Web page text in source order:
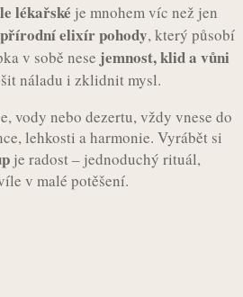
lékařské je mnohem víc než jen
přírodní elixír pohody, který působí
v sobě nese jemnost, klid a vůni
náladu i zklidnit mysl.
vody nebo dezertu, vždy vnese do
lehkosti a harmonie. Vyrábět si
je radost – jednoduchý rituál,
v malé potěšení.